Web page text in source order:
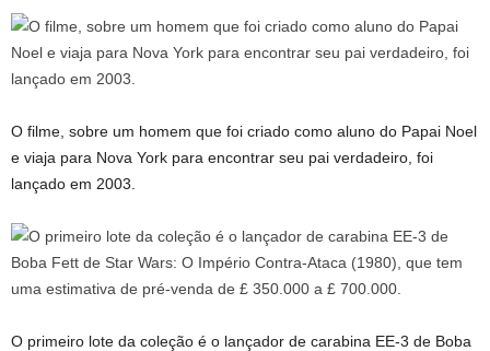
O filme, sobre um homem que foi criado como aluno do Papai Noel
e viaja para Nova York para encontrar seu pai verdadeiro, foi
lançado em 2003.
O primeiro lote da coleção é o lançador de carabina EE-3 de Boba